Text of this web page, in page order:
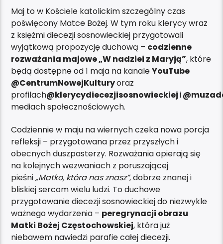
Maj to w Kościele katolickim szczególny czas
poświęcony Matce Bożej. W tym roku klerycy wraz
z księżmi diecezji sosnowieckiej przygotowali
wyjątkową propozycję duchową – codzienne
rozważania majowe „W nadziei z Maryją”, które
będą dostępne od 1 maja na kanaleYouTube
@CentrumNowejKulturyoraz
profilach@klerycydiecezjisosnowieckieji
mediach społecznościowych.
Codziennie w maju na wiernych czeka nowa porcja
refleksji – przygotowana przez przyszłych i
obecnych duszpasterzy. Rozważania opierają się
na kolejnych wezwaniach z poruszającej
pieśni„Matko, która nas znasz”, dobrze znanej i
bliskiej sercom wielu ludzi. To duchowe
przygotowanie diecezji sosnowieckiej do niezwykle
ważnego wydarzenia – peregrynacji obrazu
Matki Bożej Częstochowskiej, która już
niebawem nawiedzi parafie całej diecezji.